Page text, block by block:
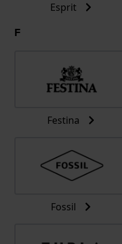
Esprit
F
Festina
Fossil